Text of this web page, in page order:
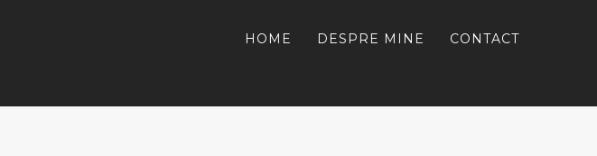
HOME DESPRE MINE CONTACT